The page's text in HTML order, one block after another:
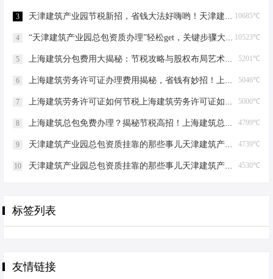
10685℃
3 天津建筑产业园节税新招，省钱大法好嗨哟！天津建筑产业园总包资质节税优化
10523℃
4 “天津建筑产业园总包资质办理”轻松get，关键步骤大揭秘！天津建筑产业园总包资质办理
5201℃
5 上海建筑分包费用大揭秘：节税攻略与股权布局艺术上海建筑分包有什么费用
5046℃
6 上海建筑劳务许可证办理费用揭秘，省钱有妙招！上海建筑劳务许可证办理费用是多少
5000℃
7 上海建筑劳务许可证如何节税上海建筑劳务许可证如何节税
4799℃
8 上海建筑总包免费办理？揭秘节税高招！上海建筑总包免费办理吗？
4739℃
9 天津建筑产业园总包资质挂靠的那些事儿天津建筑产业园总包资质挂靠
4530℃
10 天津建筑产业园总包资质挂靠的那些事儿天津建筑产业园总包资质挂靠
标签列表
友情链接